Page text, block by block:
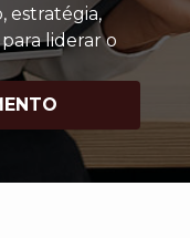
estratégia,
liderar o